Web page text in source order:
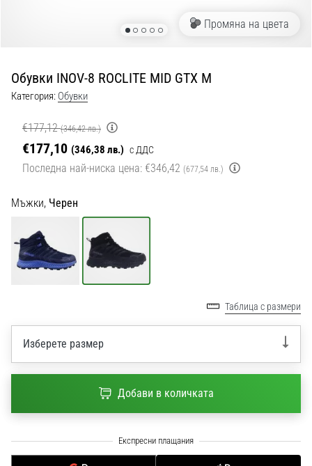
от
Nike,
PUMA.
Бъди
част
всеки
и…
Nike
Phantom
6
новите
обувки
Nike
Промяна на цвета
Обувки INOV-8 ROCLITE MID GTX M
Категория: Обувки
€177,12 (346,42 лв.)
€177,10 (346,38 лв.) с ДДС
Последна най-ниска цена: €346,42 (677,54 лв.)
Мъжки, Черен
Таблица с размери
Изберете размер
Добави в количката